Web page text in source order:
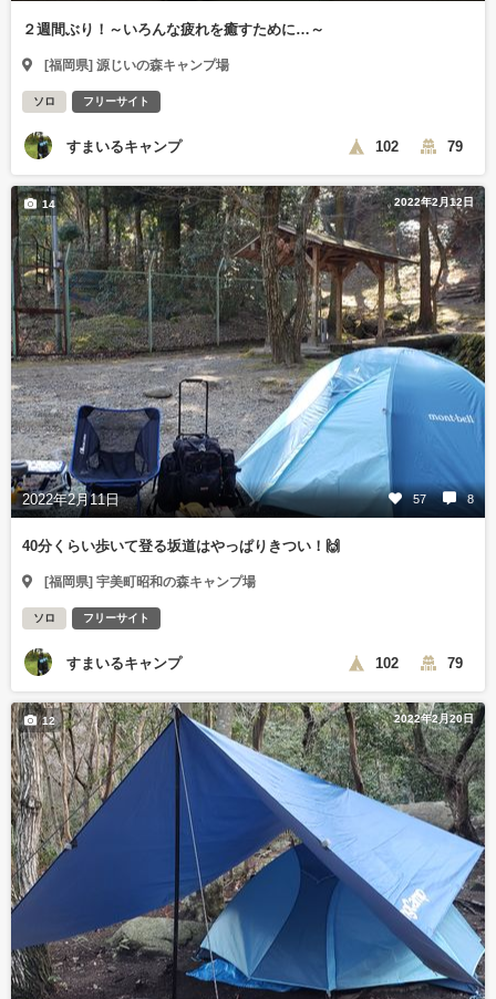
２週間ぶり！～いろんな疲れを癒すために…～
[福岡県] 源じいの森キャンプ場
ソロ フリーサイト
すまいるキャンプ 102 79
2022年2月12日
2022年2月11日 57 8
14
40分くらい歩いて登る坂道はやっぱりきつい！🙌
[福岡県] 宇美町昭和の森キャンプ場
ソロ フリーサイト
すまいるキャンプ 102 79
2022年2月20日
12